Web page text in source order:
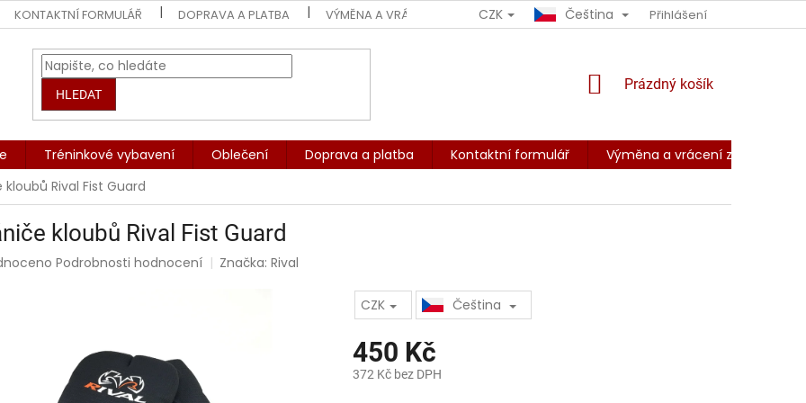
KONTAKTNÍ FORMULÁŘ DOPRAVA A PLATBA VÝMĚNA A VRÁCENÍ ZBOŽÍ OBCHODNÍ PODMÍNKY PODMÍNKY OCHRANY
CZK Čeština Přihlášení
HLEDAT
NÁKUPNÍ
Prázdný košík
Tréninkové vybavení Oblečení Doprava a platba Kontaktní formulář Výměna a vrácení zboží
Rival Fist Guard
kloubů Rival Fist Guard
Podrobnosti hodnocení Značka:Rival
CZK Čeština
450 Kč
372 Kč bez DPH